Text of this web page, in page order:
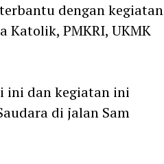
dengan kegiatan
Katolik, PMKRI, UKMK
ini dan kegiatan ini
di jalan Sam